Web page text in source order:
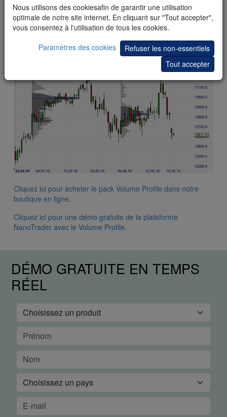
Des Volume Profiles avec des unités de temps supérieures
peuvent être affichés. L’exemple suivant montre un Volume
Cliquez ici pour acheter le pack Volume Profile dans notre
boutique en ligne.
Cliquez ici pour une démo gratuite de la plateforme
NanoTrader avec le Volume Profile.
Nous utilisons des cookiesafin de garantir une utilisation
optimale de notre site internet. En cliquant sur "Tout accepter",
vous consentez à l'utilisation de tous les cookies.
Paramètres des cookies
Refuser les non-essentiels
Tout accepter
DÉMO GRATUITE EN TEMPS
RÉEL